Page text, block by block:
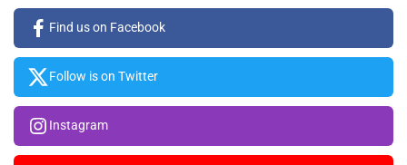
Find us on Facebook
Follow is on Twitter
Instagram